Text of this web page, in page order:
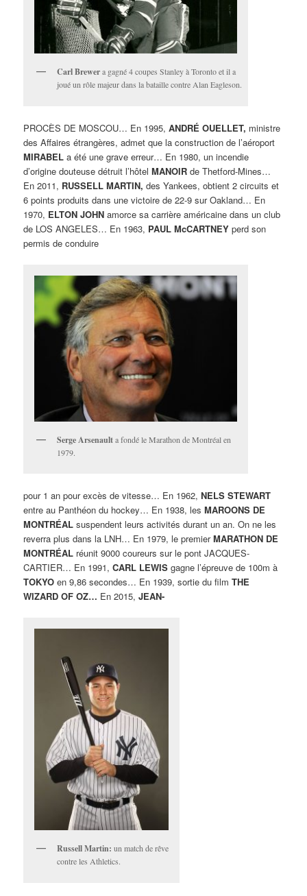
Carl Brewera gagné 4 coupes Stanley à Toronto et il a
joué un rôle majeur dans la bataille contre Alan Eagleson.
PROCÈS DE MOSCOU… En 1995,ANDRÉ OUELLET, ministre
des Affaires étrangères, admet que la construction de l’aéroport
MIRABEL a été une grave erreur… En 1980, un incendie
d’origine douteuse détruit l’hôtelMANOIR de Thetford-Mines…
En 2011, RUSSELL MARTIN, des Yankees, obtient 2 circuits et
6 points produits dans une victoire de 22-9 sur Oakland… En
1970, ELTON JOHN amorce sa carrière américaine dans un club
de LOS ANGELES… En 1963, PAUL McCARTNEY perd son
permis de conduire
Serge Arsenaulta fondé le Marathon de Montréal en
1979.
pour 1 an pour excès de vitesse… En 1962,NELS STEWART
entre au Panthéon du hockey… En 1938, lesMAROONS DE
MONTRÉAL suspendent leurs activités durant un an. On ne les
reverra plus dans la LNH… En 1979, le premierMARATHON DE
MONTRÉAL réunit 9000 coureurs sur le pont JACQUES-
CARTIER… En 1991,CARL LEWIS gagne l’épreuve de 100m à
TOKYO en 9,86 secondes… En 1939, sortie du filmTHE
WIZARD OF OZ… En 2015,JEAN-
Russell Martin: un match de rêve
contre les Athletics.